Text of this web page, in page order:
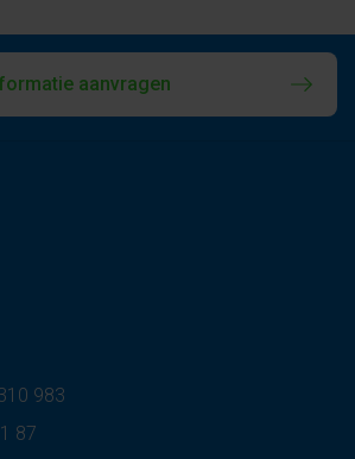
aanvragen
983
87